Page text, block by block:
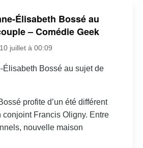
Élisabeth Bossé au
– Comédie Geek
juillet à 00:09
Élisabeth Bossé au sujet de
profite d’un été différent
conjoint Francis Oligny. Entre
nouvelle maison